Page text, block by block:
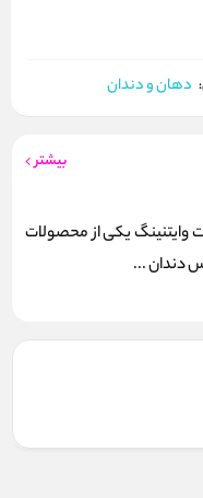
دهان و دندان
بیشتر
وایتنینگ یکی از محصولات
دندان ...